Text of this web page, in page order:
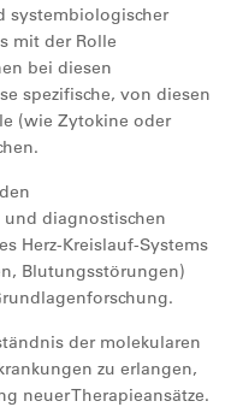
systembiologischer
mit der Rolle
bei diesen
spezifische, von diesen
(wie Zytokine oder
diagnostischen
Herz-Kreislauf-Systems
Blutungsstörungen)
der molekularen
zu erlangen,
neuer Therapieansätze.